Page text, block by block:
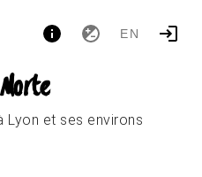
EN
Lyon et ses environs